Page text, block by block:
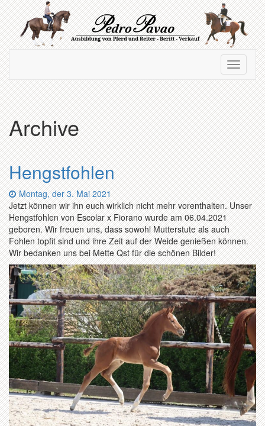
Zum
Hauptinhalt
springen
ein-/
Archive
Hengstfohlen
Datum:
Montag, der 3. Mai 2021
Jetzt können wir ihn euch wirklich nicht mehr vorenthalten. Unser
Hengstfohlen von Escolar x Fiorano wurde am 06.04.2021
geboren. Wir freuen uns, dass sowohl Mutterstute als auch
Fohlen topfit sind und ihre Zeit auf der Weide genießen können.
Wir bedanken uns bei Mette Qst für die schönen Bilder!